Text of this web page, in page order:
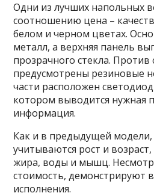
Одни из лучших напольных
соотношению цена –
белом и черном цветах.
металл, а верхняя панель
прозрачного стекла. Против
предусмотрены резиновые
части расположен
котором выводится нужная
информация.
Как и в предыдущей
учитываются рост и
жира, воды и мышц.
стоимость, демонстрируют
исполнения.